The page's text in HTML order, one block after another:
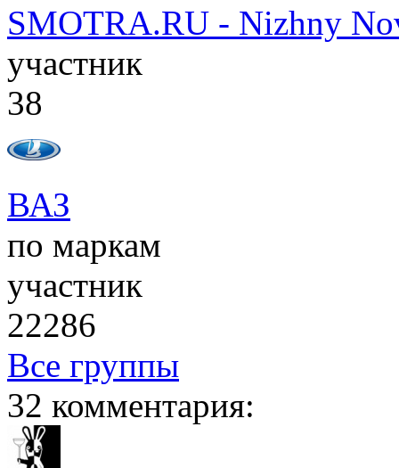
SMOTRA.RU - Nizhny
участник
38
ВАЗ
по маркам
участник
22286
Все группы
32 комментария: